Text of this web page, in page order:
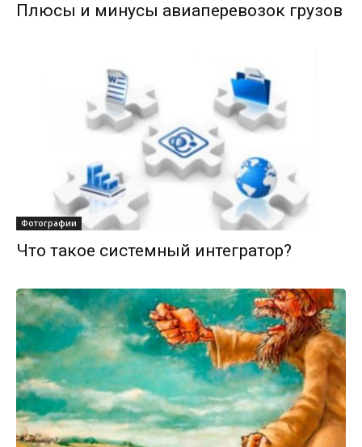
Плюсы и минусы авиаперевозок грузов
Фотографии
Что такое системный интегратор?